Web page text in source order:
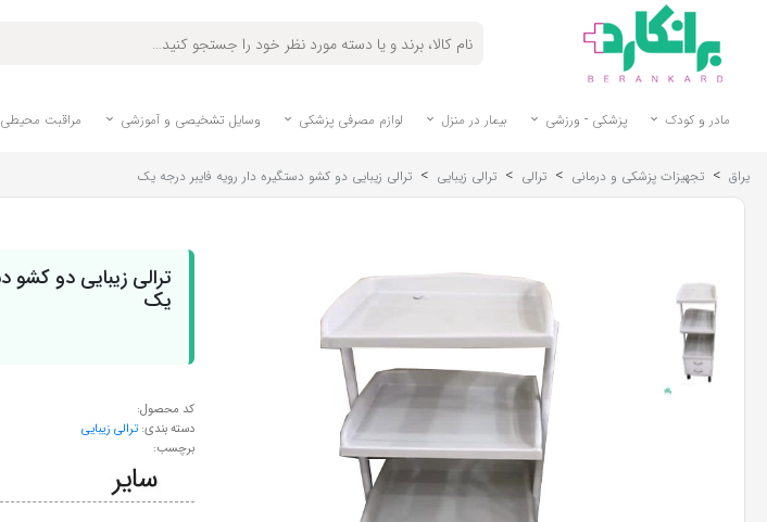
مادر و کودک پزشکی - ورزشی بیمار در منزل لوازم مصرفی پزشکی وسایل تشخیصی و آموزشی مراقبت محیطی
یراق > تجهیزات پزشکی و درمانی > ترالی > ترالی زیبایی > ترالی زیبایی دو کشو دستگیره دار رویه فایبر درجه یک
ترالی زیبایی دو کشو
یک
کد محصول:
دسته بندی:ترالی زیبایی
برچسب: